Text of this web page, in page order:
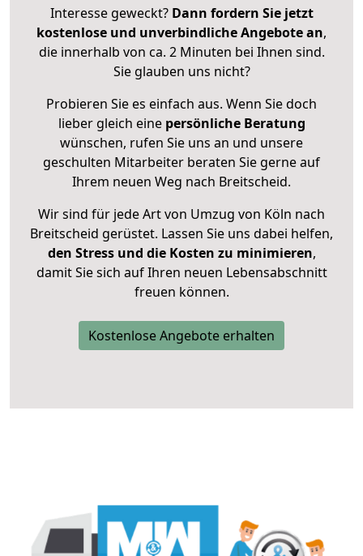
Interesse geweckt? Dann fordern Sie jetzt
kostenlose und unverbindliche Angebote an,
die innerhalb von ca. 2 Minuten bei Ihnen sind.
Sie glauben uns nicht?
Probieren Sie es einfach aus. Wenn Sie doch
lieber gleich eine persönliche Beratung
wünschen, rufen Sie uns an und unsere
geschulten Mitarbeiter beraten Sie gerne auf
Ihrem neuen Weg nach Breitscheid.
Wir sind für jede Art von Umzug von Köln nach
Breitscheid gerüstet. Lassen Sie uns dabei helfen,
den Stress und die Kosten zu minimieren,
damit Sie sich auf Ihren neuen Lebensabschnitt
freuen können.
Kostenlose Angebote erhalten